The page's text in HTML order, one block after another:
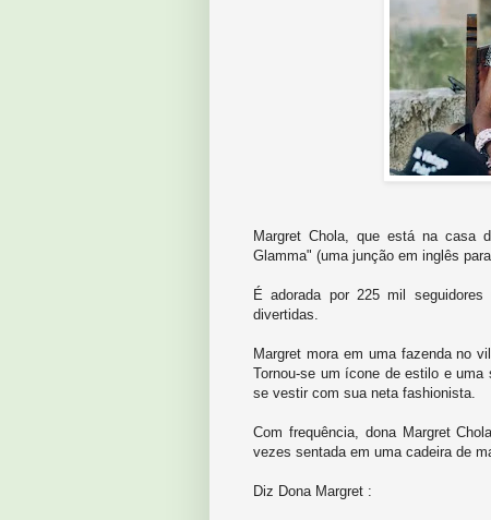
Margret Chola, que está na casa
Glamma" (uma junção em inglês
É adorada por 225 mil
divertidas.
Margret mora em uma fazenda no
Tornou-se um ícone de estilo e
se vestir com sua neta fashionista.
Com frequência, dona Margret
vezes sentada em uma cadeira de
Diz Dona Margret :